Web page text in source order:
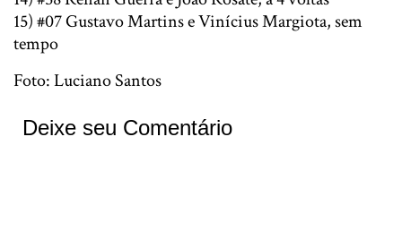
15) #07 Gustavo Martins e Vinícius Margiota, sem
tempo
Foto: Luciano Santos
Deixe seu Comentário